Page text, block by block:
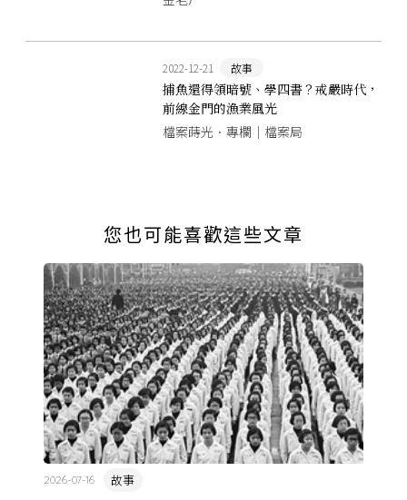
2022-12-21 故事
捕魚還得領暗號、學四書？戒嚴時代，
前線金門的漁業風光
檔案蒔光．專欄｜檔案局
您也可能喜歡這些文章
故事
2026-07-16